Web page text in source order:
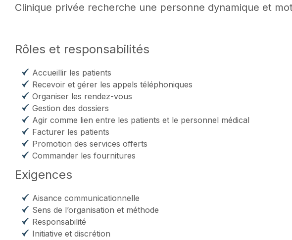
Clinique privée recherche une personne dynamique et
Rôles et responsabilités
Accueillir les patients
Recevoir et gérer les appels téléphoniques
Organiser les rendez-vous
Gestion des dossiers
Agir comme lien entre les patients et le personnel médical
Facturer les patients
Promotion des services offerts
Commander les fournitures
Exigences
Aisance communicationnelle
Sens de l’organisation et méthode
Responsabilité
Initiative et discrétion